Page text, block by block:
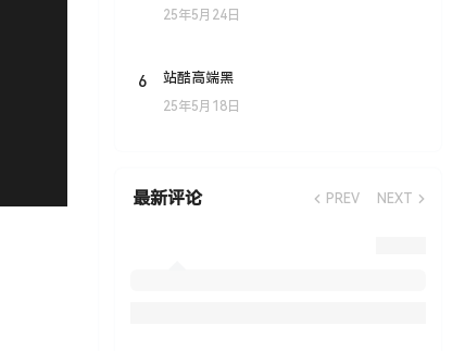
25年5月24日
6 站酷高端黑
25年5月18日
最新评论 PREV NEXT